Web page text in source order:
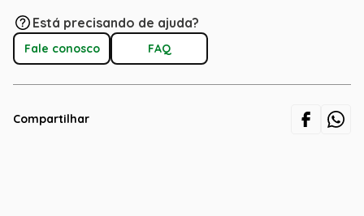
Está precisando de ajuda?
Fale conosco FAQ
Compartilhar